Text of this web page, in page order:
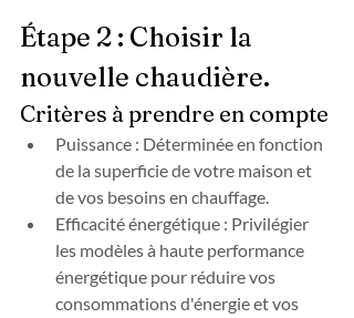
Étape 2 : Choisir la
nouvelle chaudière.
Critères à prendre en compte
Puissance : Déterminée en fonction
de la superficie de votre maison et
de vos besoins en chauffage.
Efficacité énergétique : Privilégier
les modèles à haute performance
énergétique pour réduire vos
consommations d'énergie et vos